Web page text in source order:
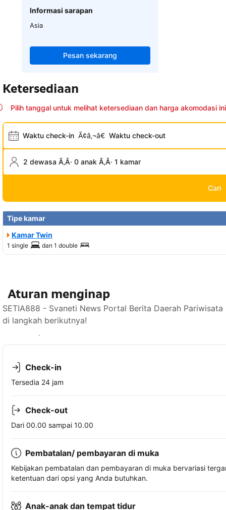
Informasi sarapan
Asia
Pesan sekarang
Ketersediaan
Pilih tanggal untuk melihat ketersediaan dan harga akomodasi ini
Waktu check-in Ã¢â‚¬â€ Waktu check-out
2 dewasa Ã‚Â· 0 anak Ã‚Â· 1 kamar
Cari
Tipe kamar
Kamar Twin
1 single dan 1 double
Aturan menginap
SETIA888 - Svaneti News Portal Berita Daerah
di langkah berikutnya!
Lihat ketersediaan
Check-in
Tersedia 24 jam
Check-out
Dari 00.00 sampai 10.00
Pembatalan/ pembayaran di muka
Kebijakan pembatalan dan pembayaran di muka bervariasi
ketentuan dari opsi yang Anda butuhkan.
Anak-anak dan tempat tidur